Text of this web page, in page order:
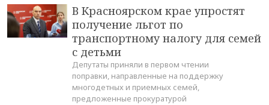
В Красноярском крае упростят
получение льгот по
транспортному налогу для семей
с детьми
Депутаты приняли в первом чтении
поправки, направленные на поддержку
многодетных и приемных семей,
предложенные прокуратурой